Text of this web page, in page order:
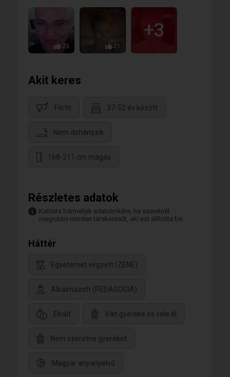
25 21
+3
Akit keres
Férfit 37-52 év között
Nem dohányzik
168-211 cm magas
Részletes adatok
Kattints bármelyik adatcímkére, ha szeretnél
megnézni minden társkeresőt, aki ezt állította be.
Háttér
Egyetemet végzett (ZENE)
Alkalmazott (PEDAGOGIA)
Elvált Van gyereke és vele él
Nem szeretne gyereket
Magyar anyanyelvű